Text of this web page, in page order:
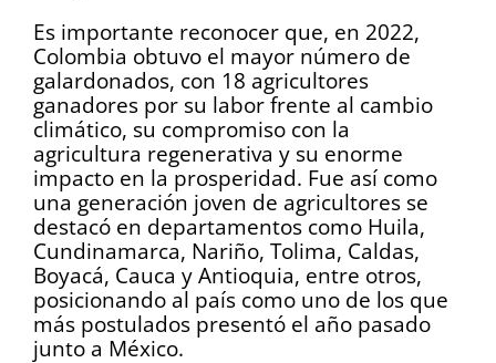
Es importante reconocer que, en 2022,
Colombia obtuvo el mayor número de
galardonados, con 18 agricultores
ganadores por su labor frente al cambio
climático, su compromiso con la
agricultura regenerativa y su enorme
impacto en la prosperidad. Fue así como
una generación joven de agricultores se
destacó en departamentos como Huila,
Cundinamarca, Nariño, Tolima, Caldas,
Boyacá, Cauca y Antioquia, entre otros,
posicionando al país como uno de los que
más postulados presentó el año pasado
junto a México.